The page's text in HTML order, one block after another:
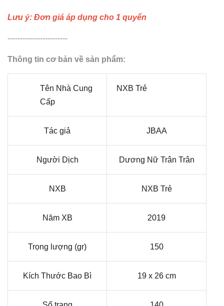
Lưu ý: Đơn giá áp dụng cho 1 quyển
------------------------
Thông tin cơ bản về sản phẩm:
Tên Nhà Cung
Cấp
NXB Trẻ
Tác giả JBAA
Người Dịch Dương Nữ Trân Trân
NXB NXB Trẻ
Năm XB 2019
Trọng lượng (gr) 150
Kích Thước Bao Bì 19 x 26 cm